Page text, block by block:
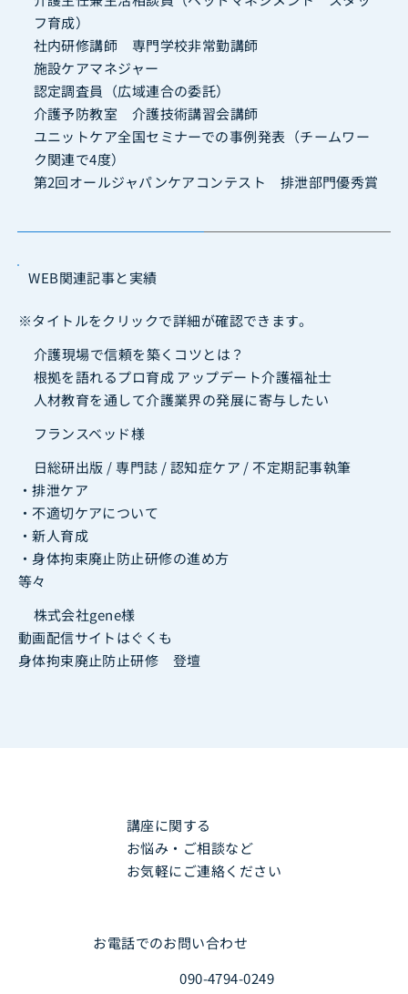
フ育成）
社内研修講師 専門学校非常勤講師
施設ケアマネジャー
認定調査員（広域連合の委託）
介護予防教室 介護技術講習会講師
ユニットケア全国セミナーでの事例発表（チームワー
ク関連で4度）
第2回オールジャパンケアコンテスト 排泄部門優秀賞
WEB関連記事と実績
※タイトルをクリックで詳細が確認できます。
️介護現場で信頼を築くコツとは？
根拠を語れるプロ育成 アップデート介護福祉士
人材教育を通して介護業界の発展に寄与したい
フランスベッド様
日総研出版 / 専門誌 / 認知症ケア / 不定期記事執筆
・排泄ケア
・不適切ケアについて
・新人育成
・身体拘束廃止防止研修の進め方
等々
株式会社gene様
動画配信サイトはぐくも
身体拘束廃止防止研修 登壇
講座に関する
お悩み・ご相談など
お気軽にご連絡ください
お電話でのお問い合わせ
090-4794-0249